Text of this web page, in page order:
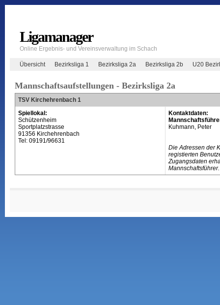
Ligamanager
Online Ergebnis- und Vereinsverwaltung im Schach
Übersicht Bezirksliga 1 Bezirksliga 2a Bezirksliga 2b U20
Mannschaftsaufstellungen - Bezirksliga 2a
TSV Kirchehrenbach 1
Spiellokal:
Schützenheim
Sportplatzstrasse
91356 Kirchehrenbach
Tel: 09191/96631
Kontaktdaten:
Kuhmann, Peter
Die Adressen der
registierten
Zugangsdaten
Mannschaftsführer.